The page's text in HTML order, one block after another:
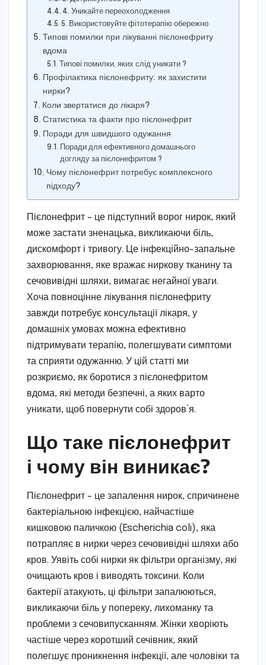
4. Уникайте переохолодження
5. Використовуйте фітотерапію обережно
Типові помилки при лікуванні пієлонефриту
вдома
Типові помилки, яких слід уникати ?
Профілактика пієлонефриту: як захистити
нирки?
Коли звертатися до лікаря?
Статистика та факти про пієлонефрит
Поради для швидшого одужання
Поради для ефективного домашнього
догляду за пієлонефритом ?
Чому пієлонефрит потребує комплексного
підходу?
Пієлонефрит – це підступний ворог нирок, який
може застати зненацька, викликаючи біль,
дискомфорт і тривогу. Це інфекційно-запальне
захворювання, яке вражає ниркову тканину та
сечовивідні шляхи, вимагає негайної уваги.
Хоча повноцінне лікування пієлонефриту
завжди потребує консультації лікаря, у
домашніх умовах можна ефективно
підтримувати терапію, полегшувати симптоми
та сприяти одужанню. У цій статті ми
розкриємо, як боротися з пієлонефритом
вдома, які методи безпечні, а яких варто
уникати, щоб повернути собі здоров’я.
Що таке пієлонефрит
і чому він виникає?
Пієлонефрит – це запалення нирок, спричинене
бактеріальною інфекцією, найчастіше
кишковою паличкою (Escherichia coli), яка
потрапляє в нирки через сечовивідні шляхи або
кров. Уявіть собі нирки як фільтри організму, які
очищають кров і виводять токсини. Коли
бактерії атакують, ці фільтри запалюються,
викликаючи біль у попереку, лихоманку та
проблеми з сечовипусканням. Жінки хворіють
частіше через коротший сечівник, який
полегшує проникнення інфекції, але чоловіки та